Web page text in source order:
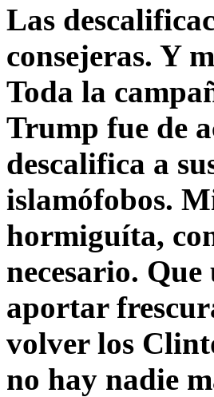
Las
consejeras. Y
Toda la
Trump fue de
descalifica a
islamófobos.
hormiguíta,
necesario.
aportar
volver los
no hay nadie